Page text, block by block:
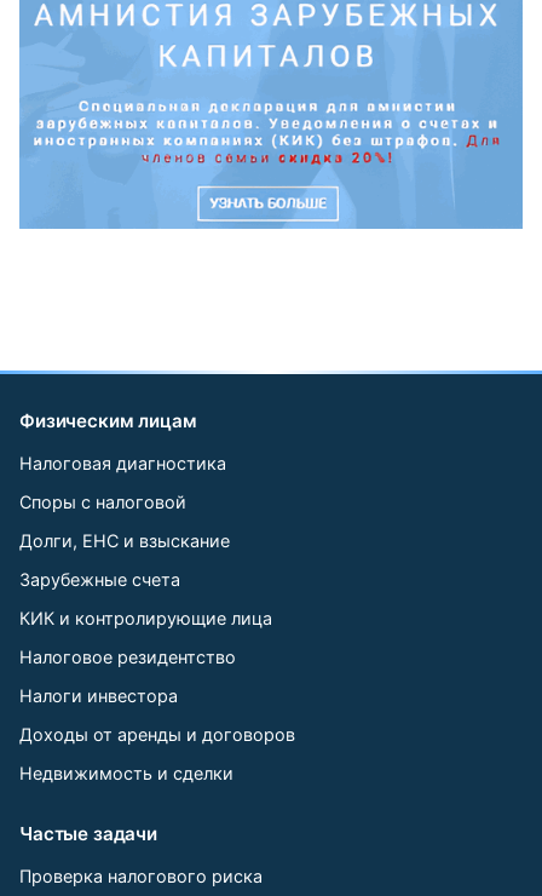
Физическим лицам
Налоговая диагностика
Споры с налоговой
Долги, ЕНС и взыскание
Зарубежные счета
КИК и контролирующие лица
Налоговое резидентство
Налоги инвестора
Доходы от аренды и договоров
Недвижимость и сделки
Частые задачи
Проверка налогового риска